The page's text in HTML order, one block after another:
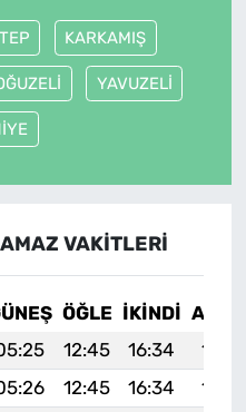
KARKAMIŞ
YAVUZELİ
VAKITLERI
ÖĞLE İKINDI
12:45 16:34
12:45 16:34